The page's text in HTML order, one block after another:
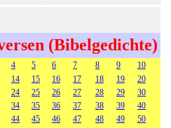
(Bibelgedichte)
4 5 6 7 8 9
10
14 15 16 17 18 19
20
24 25 26 27 28 29
30
34 35 36 37 38 39
40
44 45 46 47 48 49
50